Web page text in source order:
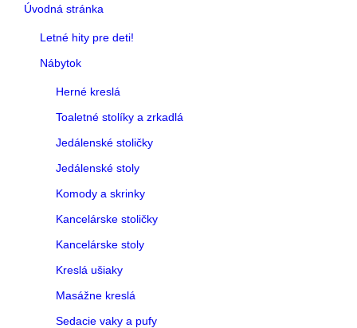
Úvodná stránka
Letné hity pre deti!
Nábytok
Herné kreslá
Toaletné stolíky a zrkadlá
Jedálenské stoličky
Jedálenské stoly
Komody a skrinky
Kancelárske stoličky
Kancelárske stoly
Kreslá ušiaky
Masážne kreslá
Sedacie vaky a pufy